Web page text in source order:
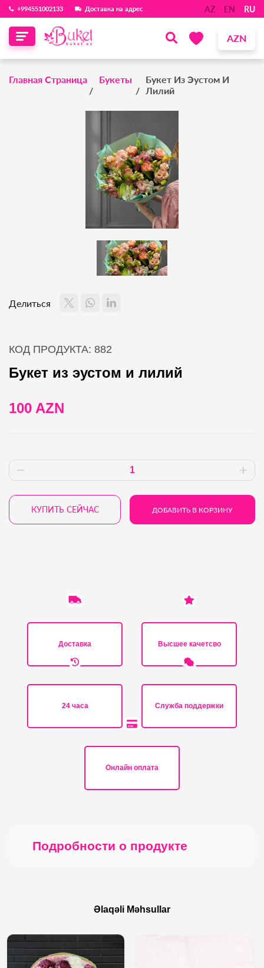
‪+994551002133‬ Доставка на адрес AZ EN RU
AZN
Главная Страница Букеты
Букет Из Эустом И
Лилий
Делиться
КОД ПРОДУКТА: 882
Букет из эустом и лилий
100 AZN
КУПИТЬ СЕЙЧАС ДОБАВИТЬ В КОРЗИНУ
Доставка Высшее качетсво
24 часа Служба поддержки
Онлайн оплата
Подробности о продукте
Əlaqəli Məhsullar